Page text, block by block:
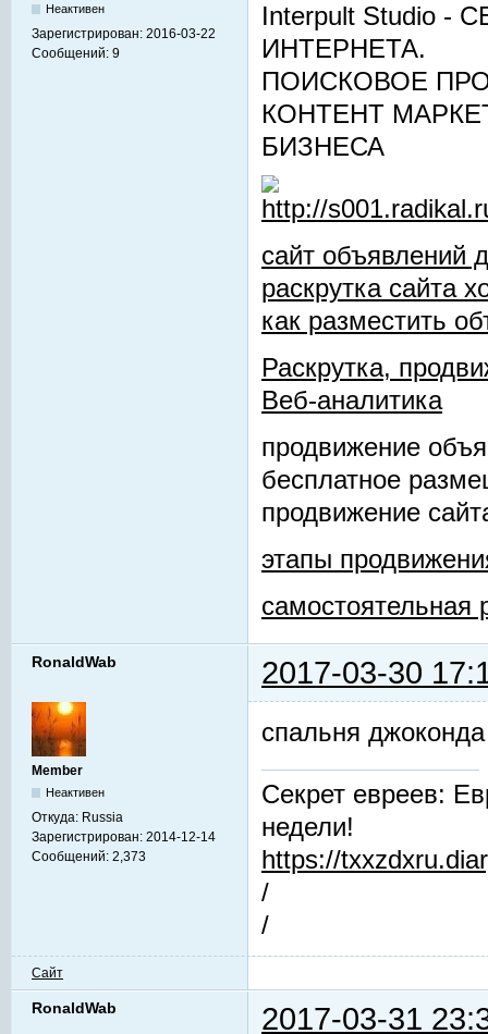
Неактивен
Зарегистрирован: 2016-03-22
Сообщений: 9
Interpult Studio
ИНТЕРНЕТА.
ПОИСКОВОЕ
КОНТЕНТ
БИЗНЕСА
сайт объявлений
раскрутка сайта
как разместить
Раскрутка,
Веб-аналитика
продвижение
бесплатное
продвижение
этапы
самостоятельная
RonaldWab 2017-03-30
Member
Неактивен
Откуда: Russia
Зарегистрирован: 2014-12-14
Сообщений: 2,373
спальня
Секрет евреев:
недели!
https://
/
/
Сайт
RonaldWab 2017-03-31